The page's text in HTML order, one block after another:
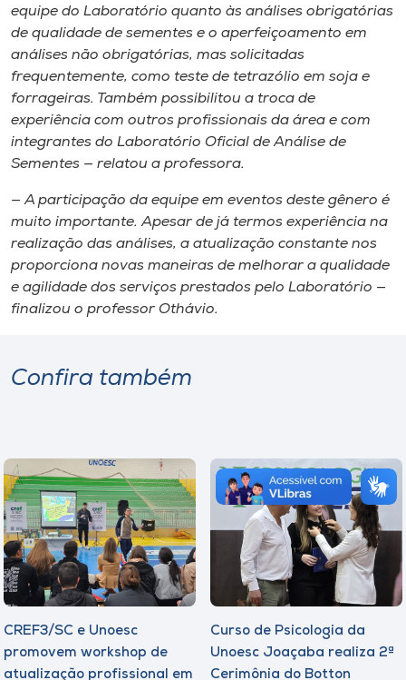
equipe do Laboratório quanto às análises obrigatórias
de qualidade de sementes e o aperfeiçoamento em
análises não obrigatórias, mas solicitadas
frequentemente, como teste de tetrazólio em soja e
forrageiras. Também possibilitou a troca de
experiência com outros profissionais da área e com
integrantes do Laboratório Oficial de Análise de
Sementes — relatou a professora.
— A participação da equipe em eventos deste gênero é
muito importante. Apesar de já termos experiência na
realização das análises, a atualização constante nos
proporciona novas maneiras de melhorar a qualidade
e agilidade dos serviços prestados pelo Laboratório —
finalizou o professor Othávio.
Confira também
CREF3/SC e Unoesc
promovem workshop de
atualização profissional em
Curso de Psicologia da
Unoesc Joaçaba realiza 2ª
Cerimônia do Botton